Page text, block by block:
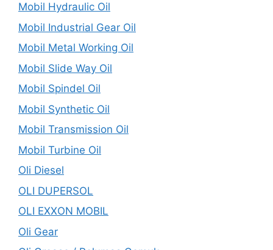
Mobil Hydraulic Oil
Mobil Industrial Gear Oil
Mobil Metal Working Oil
Mobil Slide Way Oil
Mobil Spindel Oil
Mobil Synthetic Oil
Mobil Transmission Oil
Mobil Turbine Oil
Oli Diesel
OLI DUPERSOL
OLI EXXON MOBIL
Oli Gear